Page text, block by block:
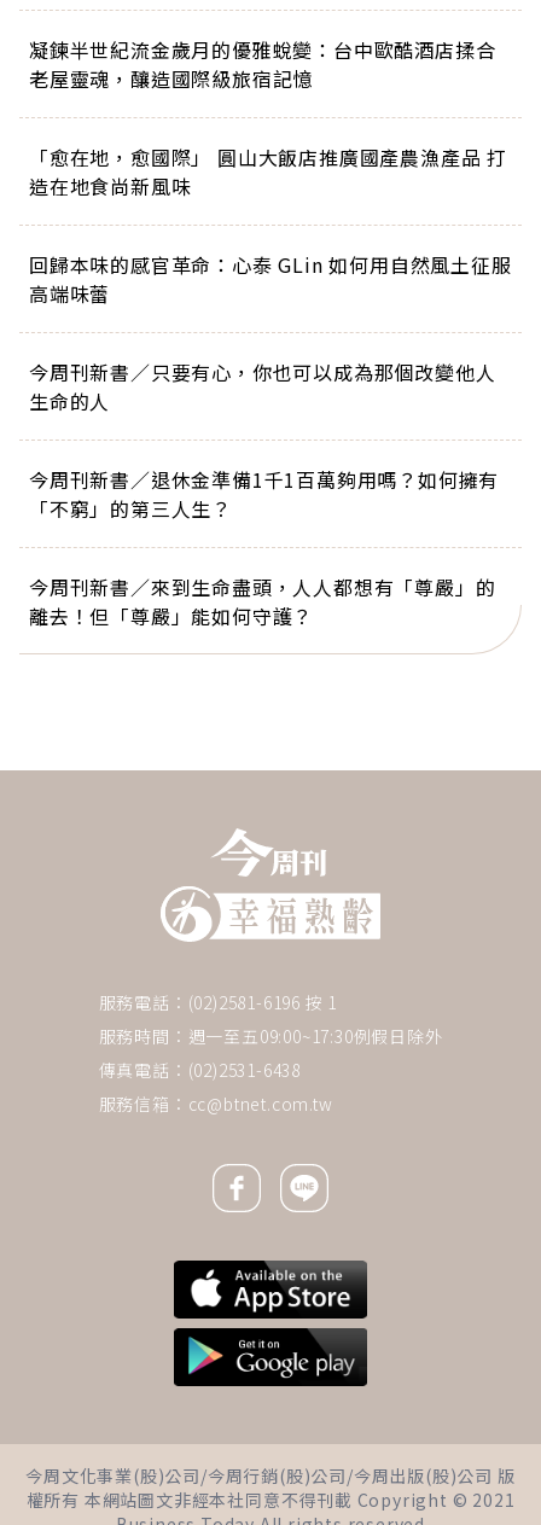
14天暢遊北歐5國太倉促？施昇
輝：老後時間有限「走馬看花」
凝鍊半世紀流金歲月的優雅蛻變：台中歐酷酒店揉合
老屋靈魂，釀造國際級旅宿記憶
「愈在地，愈國際」 圓山大飯店推廣國產農漁產品 打
造在地食尚新風味
回歸本味的感官革命：心泰 GLin 如何用自然風土征服
高端味蕾
今周刊新書／只要有心，你也可以成為那個改變他人
生命的人
今周刊新書／退休金準備1千1百萬夠用嗎？如何擁有
「不窮」的第三人生？
今周刊新書／來到生命盡頭，人人都想有「尊嚴」的
離去！但「尊嚴」能如何守護？
服務電話：(02)2581-6196 按 1
服務時間：週一至五09:00~17:30例假日除外
傳真電話：(02)2531-6438
服務信箱： cc@btnet.com.tw
Facebook icon
Line icon
今周文化事業(股)公司/今周行銷(股)公司/今周出版(股)公司 版
權所有 本網站圖文非經本社同意不得刊載 Copyright © 2021